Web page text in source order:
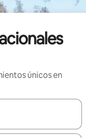
únicos en
disponibles, navega